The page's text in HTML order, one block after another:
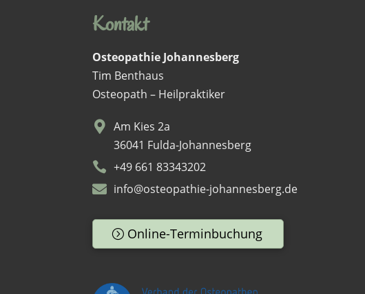
Kontakt
Osteopathie Johannesberg
Tim Benthaus
Osteopath– Heilpraktiker
Am Kies 2a
36041 Fulda-Johannesberg
+49 661 83343202
info@osteopathie-johannesberg.de
Online-Terminbuchung